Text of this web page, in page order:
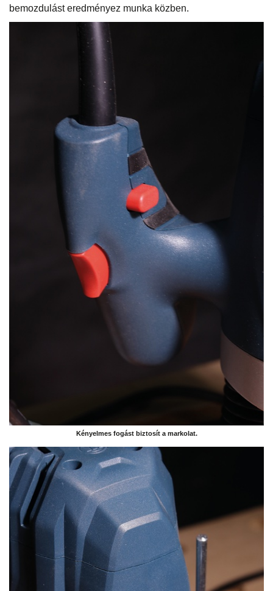
bemozdulást eredményez munka közben.
Kényelmes fogást biztosít a markolat.